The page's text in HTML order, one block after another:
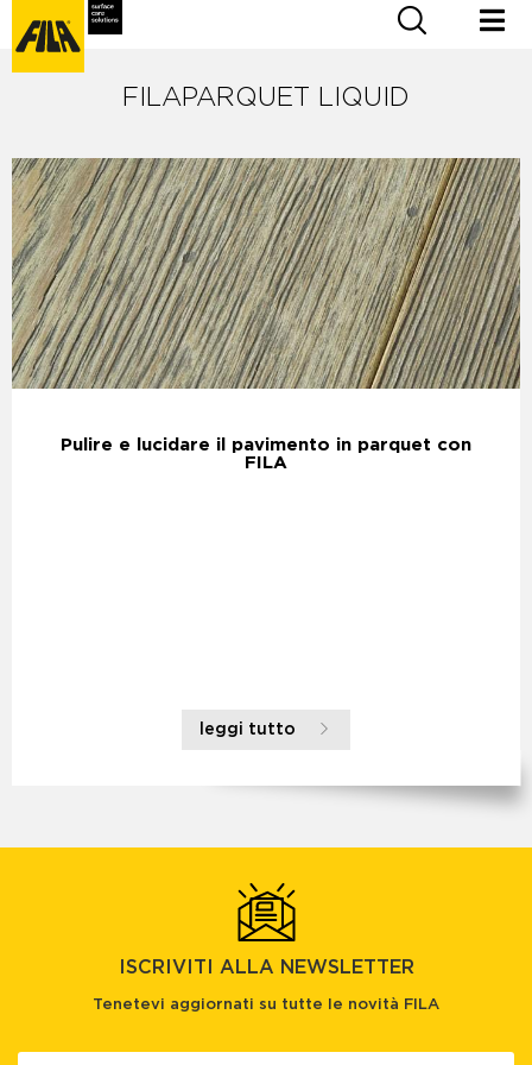
FILAPARQUET LIQUID
Pulire e lucidare il pavimento in parquet con
FILA
leggi tutto
ISCRIVITI ALLA NEWSLETTER
Tenetevi aggiornati su tutte le novità FILA